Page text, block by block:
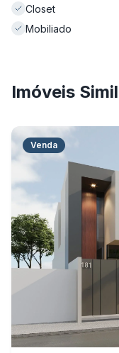
Closet
Mobiliado
Imóveis
Venda